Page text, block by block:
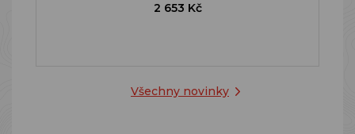
Všechny novinky
2 653 Kč